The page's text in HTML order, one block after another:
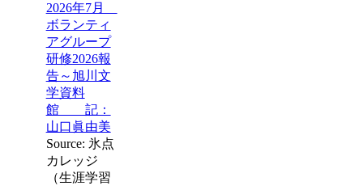
2026年7月
ボランティ
アグループ
研修2026報
告～旭川文
学資料
館 記：
山口眞由美
Source: 氷点
カレッジ
（生涯学習